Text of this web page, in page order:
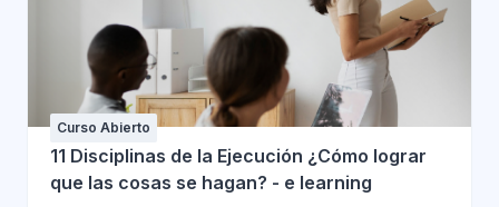
Curso Abierto
11 Disciplinas de la Ejecución ¿Cómo lograr
que las cosas se hagan? - e learning